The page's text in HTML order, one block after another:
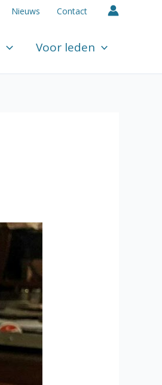
Nieuws Contact
Voor leden